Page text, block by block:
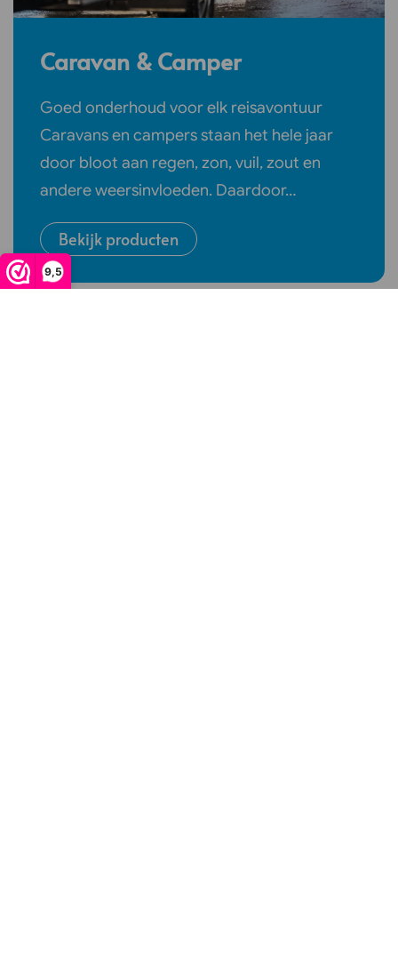
9,5
Caravan & Camper
Goed onderhoud voor elk reisavontuur
Caravans en campers staan het hele jaar
door bloot aan regen, zon, vuil, zout en
andere weersinvloeden. Daardoor…
Bekijk producten